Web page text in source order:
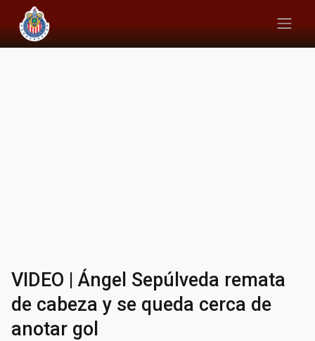
VIDEO | Ángel Sepúlveda remata
de cabeza y se queda cerca de
anotar gol